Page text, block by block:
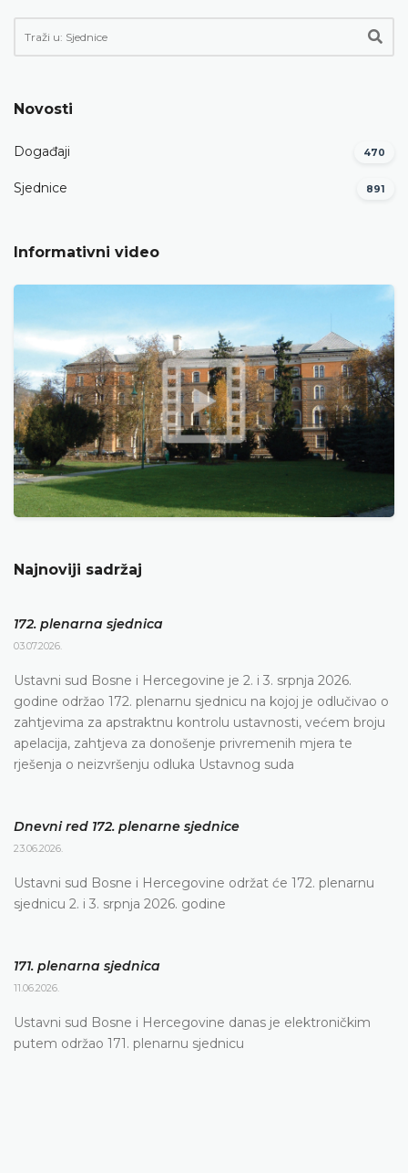
Novosti
Događaji 470
Sjednice 891
Informativni video
Najnoviji sadržaj
172. plenarna sjednica
03.07.2026.
Ustavni sud Bosne i Hercegovine je 2. i 3. srpnja 2026.
godine održao 172. plenarnu sjednicu na kojoj je odlučivao o
zahtjevima za apstraktnu kontrolu ustavnosti, većem broju
apelacija, zahtjeva za donošenje privremenih mjera te
rješenja o neizvršenju odluka Ustavnog suda
Dnevni red 172. plenarne sjednice
23.06.2026.
Ustavni sud Bosne i Hercegovine održat će 172. plenarnu
sjednicu 2. i 3. srpnja 2026. godine
171. plenarna sjednica
11.06.2026.
Ustavni sud Bosne i Hercegovine danas je elektroničkim
putem održao 171. plenarnu sjednicu